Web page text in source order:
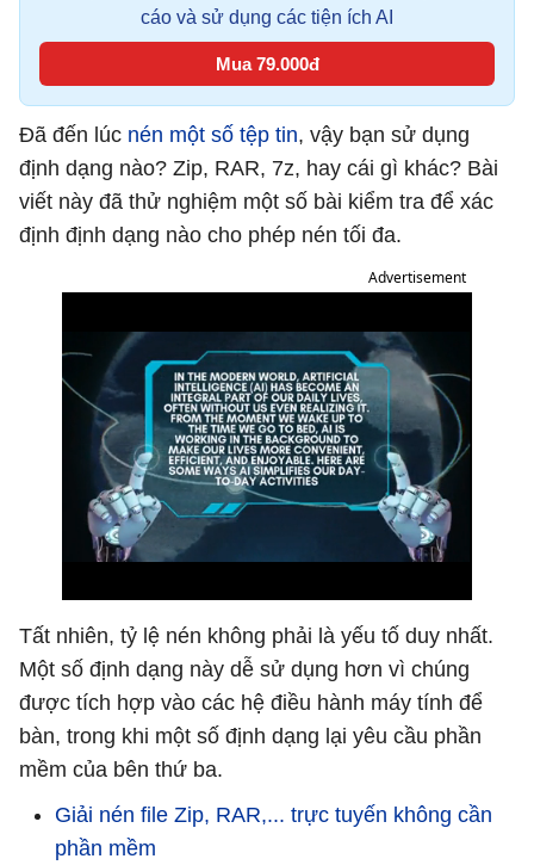
cáo và sử dụng các tiện ích AI
Mua 79.000đ
Đã đến lúc nén một số tệp tin, vậy bạn sử dụng
định dạng nào? Zip, RAR, 7z, hay cái gì khác? Bài
viết này đã thử nghiệm một số bài kiểm tra để xác
định định dạng nào cho phép nén tối đa.
Advertisement
Tất nhiên, tỷ lệ nén không phải là yếu tố duy nhất.
Một số định dạng này dễ sử dụng hơn vì chúng
được tích hợp vào các hệ điều hành máy tính để
bàn, trong khi một số định dạng lại yêu cầu phần
mềm của bên thứ ba.
Giải nén file Zip, RAR,... trực tuyến không cần
phần mềm